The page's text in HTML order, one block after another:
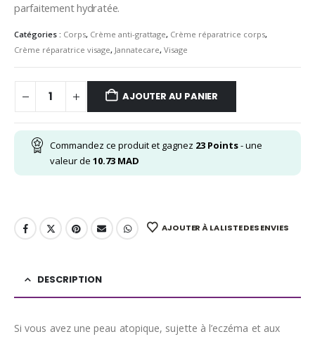
parfaitement hydratée.
Catégories : Corps, Crème anti-grattage, Crème réparatrice corps,
Crème réparatrice visage, Jannatecare, Visage
AJOUTER AU PANIER
Commandez ce produit et gagnez 23 Points- une
valeur de 10.73 MAD
AJOUTER À LA LISTE DES ENVIES
DESCRIPTION
Si vous avez une peau atopique, sujette à l’eczéma et aux